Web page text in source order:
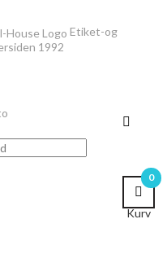
Etiket-og
siden 1992
0
Kurv